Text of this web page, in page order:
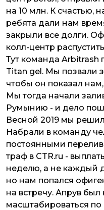
на 10 млн. К счастью,
ребята дали нам
закрыли все долги.
колл-центр
Тут команда Arbitrash
Titan gel. Мы позвали
чтобы он показал
Мы тогда начали
Румынию - и дело
Весной 2019 мы
Набрали в команду
постоянными
траф в CTR.ru -
неделю, а не каждый
но нам попался
на встречу. Апрув
масштабироваться